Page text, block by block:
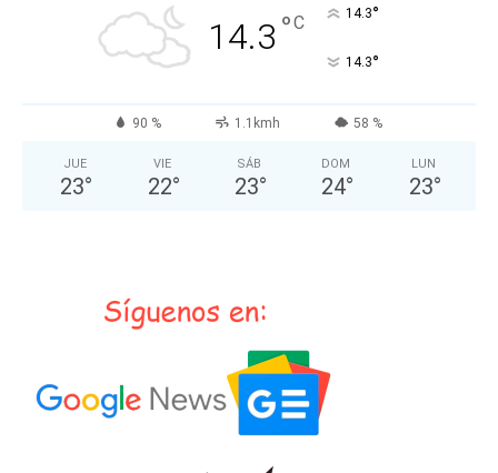
14.3 °C 14.3°
14.3°
90 % 1.1kmh 58 %
JUE
23°
VIE
22°
SÁB
23°
DOM
24°
LUN
23°